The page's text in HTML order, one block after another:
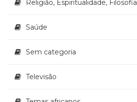
Religião, Espiritualidade, Filosofia
Saúde
Sem categoria
Televisão